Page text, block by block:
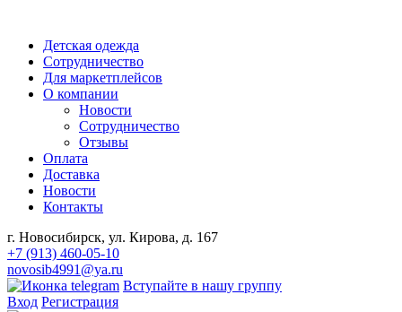
Детская одежда
Сотрудничество
Для маркетплейсов
О компании
Новости
Сотрудничество
Отзывы
Оплата
Доставка
Новости
Контакты
г. Новосибирск, ул. Кирова, д. 167
+7 (913) 460-05-10
novosib4991@ya.ru
Вступайте в нашу группу
Вход Регистрация